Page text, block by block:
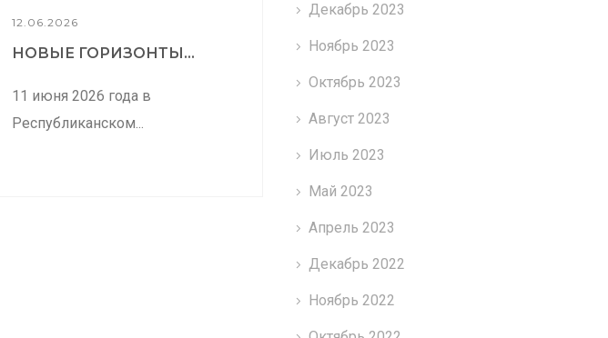
12.06.2026
НОВЫЕ ГОРИЗОНТЫ...
11 июня 2026 года в
Республиканском...
Декабрь 2023
Ноябрь 2023
Октябрь 2023
Август 2023
Июль 2023
Май 2023
Апрель 2023
Декабрь 2022
Ноябрь 2022